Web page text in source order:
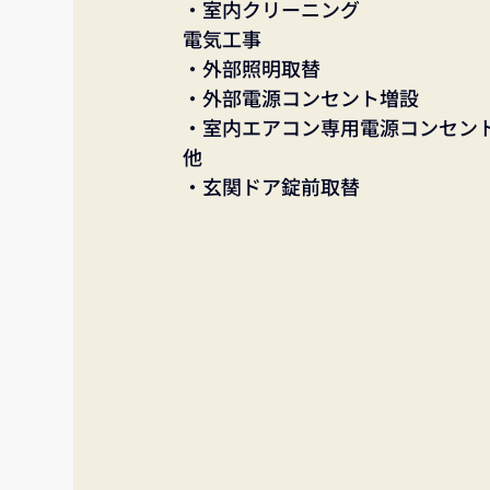
・室内クリーニング
電気工事
・外部照明取替
・外部電源コンセント増設
・室内エアコン専用電源コンセン
他
・玄関ドア錠前取替